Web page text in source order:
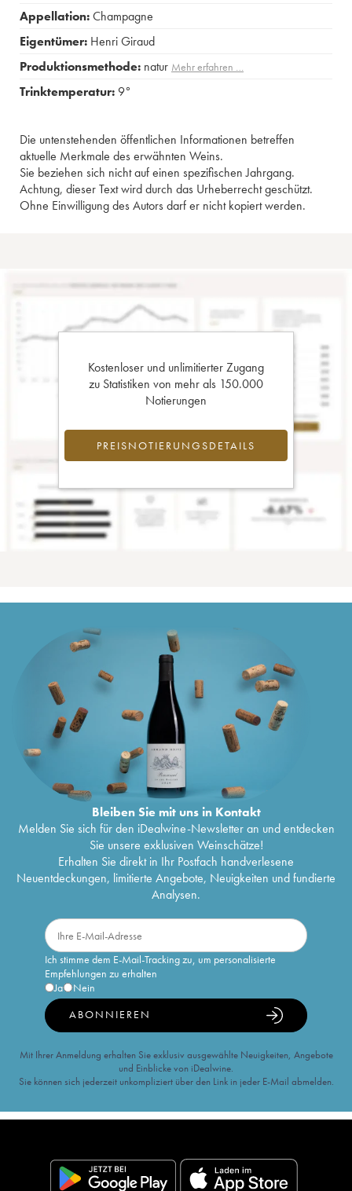
Appellation:Champagne
Eigentümer: Henri Giraud
Produktionsmethode: natur Mehr erfahren …
Trinktemperatur: 9°
Die untenstehenden öffentlichen Informationen betreffen
aktuelle Merkmale des erwähnten Weins.
Sie beziehen sich nicht auf einen spezifischen Jahrgang.
Achtung, dieser Text wird durch das Urheberrecht geschützt.
Ohne Einwilligung des Autors darf er nicht kopiert werden.
Kostenloser und unlimitierter Zugang
zu Statistiken von mehr als 150.000
Notierungen
PREISNOTIERUNGSDETAILS
Bleiben Sie mit uns in Kontakt
Melden Sie sich für den iDealwine-Newsletter an und entdecken
Sie unsere exklusiven Weinschätze!
Erhalten Sie direkt in Ihr Postfach handverlesene
Neuentdeckungen, limitierte Angebote, Neuigkeiten und fundierte
Analysen.
Ich stimme dem E-Mail-Tracking zu, um personalisierte
Empfehlungen zu erhalten
Ja
Nein
ABONNIEREN
Mit Ihrer Anmeldung erhalten Sie exklusiv ausgewählte Neuigkeiten, Angebote
und Einblicke von iDealwine.
Sie können sich jederzeit unkompliziert über den Link in jeder E-Mail abmelden.